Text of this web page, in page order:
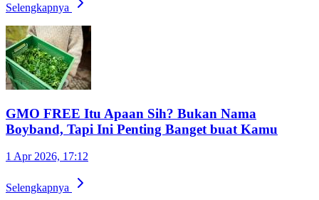
Selengkapnya
GMO FREE Itu Apaan Sih? Bukan Nama
Boyband, Tapi Ini Penting Banget buat Kamu
1 Apr 2026, 17:12
Selengkapnya